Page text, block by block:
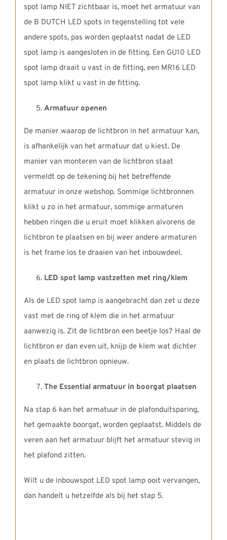
spot lamp NIET zichtbaar is, moet het armatuur van
de B DUTCH LED spots in tegenstelling tot vele
andere spots, pas worden geplaatst nadat de LED
spot lamp is aangesloten in de fitting. Een GU10 LED
spot lamp draait u vast in de fitting, een MR16 LED
spot lamp klikt u vast in de fitting.
Armatuur openen
De manier waarop de lichtbron in het armatuur kan,
is afhankelijk van het armatuur dat u kiest. De
manier van monteren van de lichtbron staat
vermeldt op de tekening bij het betreffende
armatuur in onze webshop. Sommige lichtbronnen
klikt u zo in het armatuur, sommige armaturen
hebben ringen die u eruit moet klikken alvorens de
lichtbron te plaatsen en bij weer andere armaturen
is het frame los te draaien van het inbouwdeel.
LED spot lamp vastzetten met ring/klem
Als de LED spot lamp is aangebracht dan zet u deze
vast met de ring of klem die in het armatuur
aanwezig is. Zit de lichtbron een beetje los? Haal de
lichtbron er dan even uit, knijp de klem wat dichter
en plaats de lichtbron opnieuw.
The Essential armatuur in boorgat plaatsen
Na stap 6 kan het armatuur in de plafonduitsparing,
het gemaakte boorgat, worden geplaatst. Middels de
veren aan het armatuur blijft het armatuur stevig in
het plafond zitten.
Wilt u de inbouwspot LED spot lamp ooit vervangen,
dan handelt u hetzelfde als bij het stap 5.